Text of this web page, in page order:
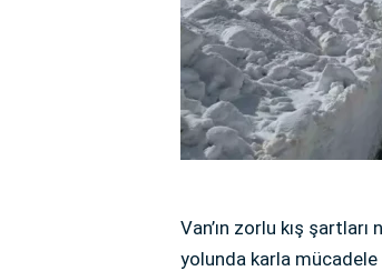
Van’ın zorlu kış
yolunda karla mücadele